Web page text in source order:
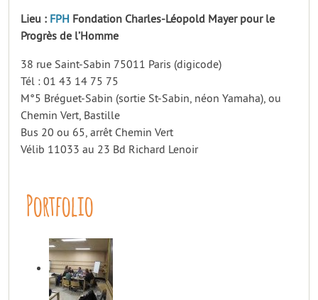
Lieu : FPH Fondation Charles-Léopold Mayer pour le
Progrès de l’Homme
38 rue Saint-Sabin 75011 Paris (digicode)
Tél : 01 43 14 75 75
M°5 Bréguet-Sabin (sortie St-Sabin, néon Yamaha), ou
Chemin Vert, Bastille
Bus 20 ou 65, arrêt Chemin Vert
Vélib 11033 au 23 Bd Richard Lenoir
Portfolio